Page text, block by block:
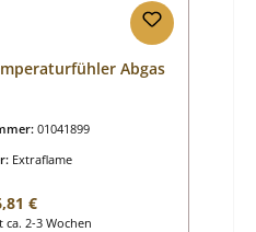
Abgas
01041899
Extraflame
Preis:
€
ca. 2-3 Wochen